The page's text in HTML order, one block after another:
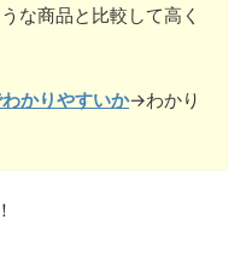
な商品と比較して高く
かりやすいか→わかり
！